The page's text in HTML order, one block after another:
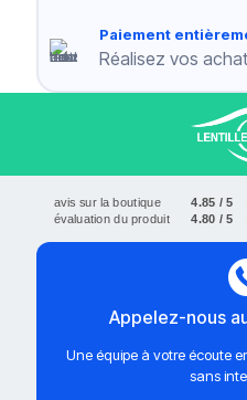
Paiement
Réalisez vos
avis sur la boutique 4.85 / 5
évaluation du produit 4.80 / 5
Appelez-nous
Une équipe à votre écoute
sans